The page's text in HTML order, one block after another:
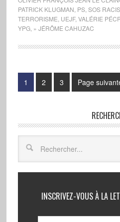
PATRICK KLUGMAN PS, SOS
TERRORISME UEJF, VALÉRIE
YPG, » JÉRÔME CAHUZAC
1 2 3 Page
INSCRIVEZ-VOUS À LA